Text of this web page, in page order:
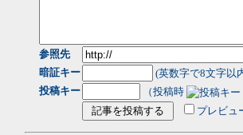
参照先
暗証キー
(英数字で8文字以
投稿キー
（投稿時
プレビュ